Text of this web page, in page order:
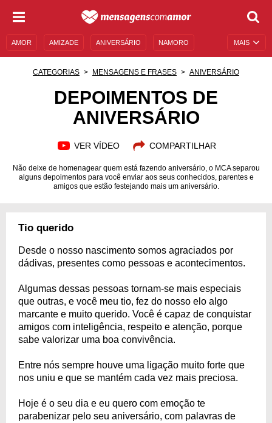
MAIS
AMOR AMIZADE ANIVERSÁRIO NAMORO
MENSAGENS E FRASES MENSAGENS DE ANIVERSÁRIO
CATEGORIAS MENSAGENS E FRASES ANIVERSÁRIO
DEPOIMENTOS DE
ANIVERSÁRIO
VER VÍDEO COMPARTILHAR
Não deixe de homenagear quem está fazendo aniversário, o MCA separou
alguns depoimentos para você enviar aos seus conhecidos, parentes e
amigos que estão festejando mais um aniversário.
Tio querido
Desde o nosso nascimento somos agraciados por
dádivas, presentes como pessoas e acontecimentos.
Algumas dessas pessoas tornam-se mais especiais
que outras, e você meu tio, fez do nosso elo algo
marcante e muito querido. Você é capaz de conquistar
amigos com inteligência, respeito e atenção, porque
sabe valorizar uma boa convivência.
Entre nós sempre houve uma ligação muito forte que
nos uniu e que se mantém cada vez mais preciosa.
Hoje é o seu dia e eu quero com emoção te
parabenizar pelo seu aniversário, com palavras de